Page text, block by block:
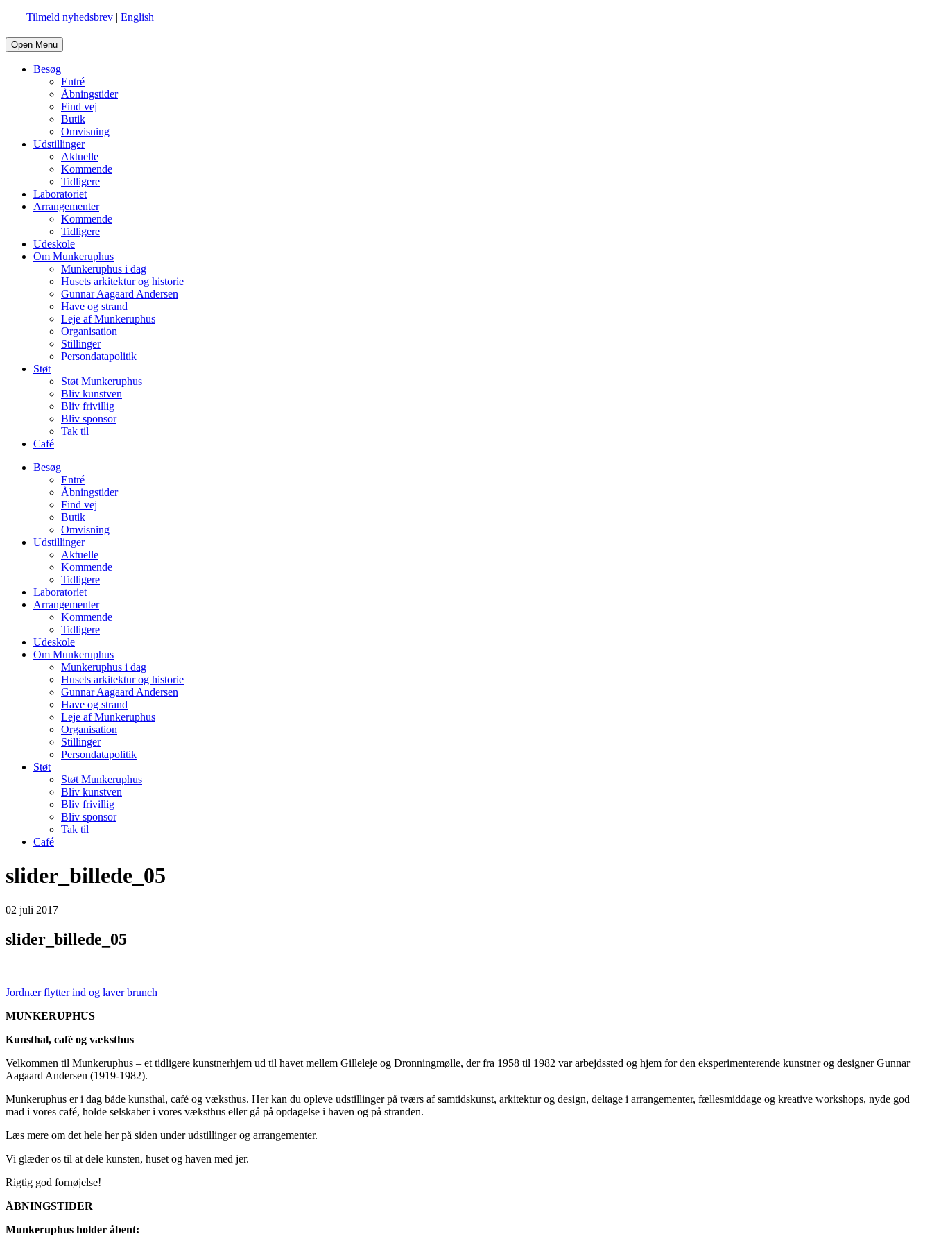
Tilmeld nyhedsbrev | English
Open Menu
Besøg
Entré
Åbningstider
Find vej
Butik
Omvisning
Udstillinger
Aktuelle
Kommende
Tidligere
Laboratoriet
Arrangementer
Kommende
Tidligere
Udeskole
Om Munkeruphus
Munkeruphus i dag
Husets arkitektur og historie
Gunnar Aagaard Andersen
Have og strand
Leje af Munkeruphus
Organisation
Stillinger
Persondatapolitik
Støt
Støt Munkeruphus
Bliv kunstven
Bliv frivillig
Bliv sponsor
Tak til
Café
Besøg
Entré
Åbningstider
Find vej
Butik
Omvisning
Udstillinger
Aktuelle
Kommende
Tidligere
Laboratoriet
Arrangementer
Kommende
Tidligere
Udeskole
Om Munkeruphus
Munkeruphus i dag
Husets arkitektur og historie
Gunnar Aagaard Andersen
Have og strand
Leje af Munkeruphus
Organisation
Stillinger
Persondatapolitik
Støt
Støt Munkeruphus
Bliv kunstven
Bliv frivillig
Bliv sponsor
Tak til
Café
slider_billede_05
02 juli 2017
slider_billede_05
Jordnær flytter ind og laver brunch
MUNKERUPHUS
Kunsthal, café og væksthus
Velkommen til Munkeruphus – et tidligere kunstnerhjem ud til havet mellem Gilleleje og Dronningmølle, der fra 1958 til 1982 var arbejdssted og hjem for den eksperimenterende kunstner og designer Gunnar
Aagaard Andersen (1919-1982).
Munkeruphus er i dag både kunsthal, café og væksthus. Her kan du opleve udstillinger på tværs af samtidskunst, arkitektur og design, deltage i arrangementer, fællesmiddage og kreative workshops, nyde god
mad i vores café, holde selskaber i vores væksthus eller gå på opdagelse i haven og på stranden.
Læs mere om det hele her på siden under udstillinger og arrangementer.
Vi glæder os til at dele kunsten, huset og haven med jer.
Rigtig god fornøjelse!
ÅBNINGSTIDER
Munkeruphus holder åbent: